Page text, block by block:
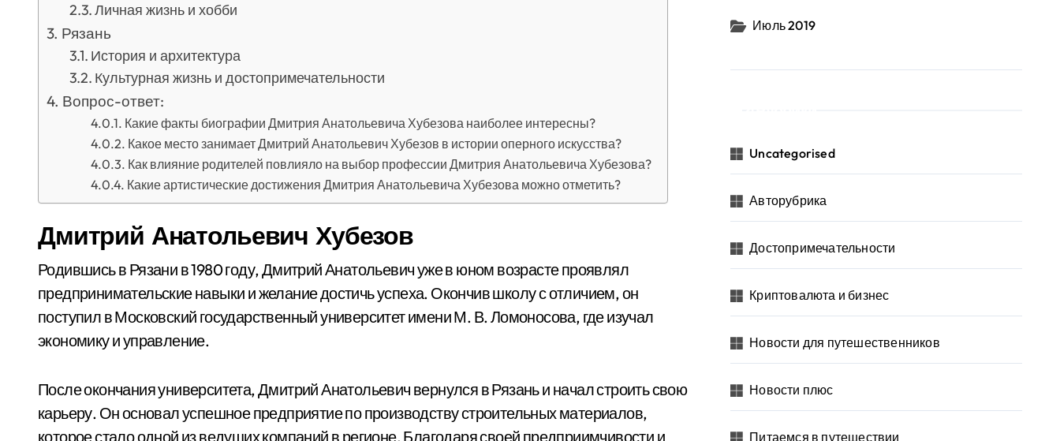
Личная жизнь и хобби
Рязань
История и архитектура
Культурная жизнь и достопримечательности
Вопрос-ответ:
Какие факты биографии Дмитрия Анатольевича Хубезова наиболее интересны?
Какое место занимает Дмитрий Анатольевич Хубезов в истории оперного искусства?
Как влияние родителей повлияло на выбор профессии Дмитрия Анатольевича Хубезова?
Какие артистические достижения Дмитрия Анатольевича Хубезова можно отметить?
Дмитрий Анатольевич Хубезов
Родившись в Рязани в 1980 году, Дмитрий Анатольевич уже в юном возрасте проявлял
предпринимательские навыки и желание достичь успеха. Окончив школу с отличием, он
поступил в Московский государственный университет имени М. В. Ломоносова, где изучал
экономику и управление.
После окончания университета, Дмитрий Анатольевич вернулся в Рязань и начал строить свою
карьеру. Он основал успешное предприятие по производству строительных материалов,
которое стало одной из ведущих компаний в регионе. Благодаря своей предприимчивости и
Июль 2019
Uncategorised
Авторубрика
Достопримечательности
Криптовалюта и бизнес
Новости для путешественников
Новости плюс
Питаемся в путешествии